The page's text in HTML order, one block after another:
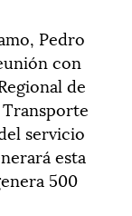
Pedro
con
de
servicio
esta
500